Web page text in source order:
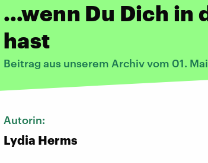
…wenn Du Dich in
hast
Beitrag aus unserem Archiv vom 01.
Autorin:
Lydia Herms